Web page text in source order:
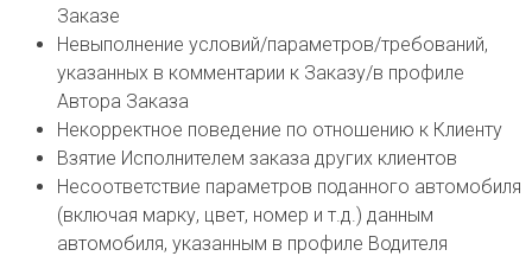
Заказе
Невыполнение условий/параметров/требований,
указанных в комментарии к Заказу/в профиле
Автора Заказа
Некорректное поведение по отношению к Клиенту
Взятие Исполнителем заказа других клиентов
Несоответствие параметров поданного автомобиля
(включая марку, цвет, номер и т.д.) данным
автомобиля, указанным в профиле Водителя